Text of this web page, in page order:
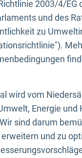
2003/4/EG
und des
zu
wird vom
Energie und
sind darum
und zu